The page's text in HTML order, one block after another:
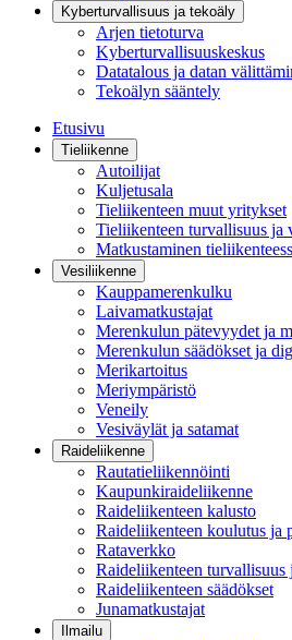
Kyberturvallisuus ja tekoäly
Arjen tietoturva
Kyberturvallisuuskeskus
Datatalous ja datan
Tekoälyn sääntely
Etusivu
Tieliikenne
Autoilijat
Kuljetusala
Tieliikenteen muut yritykset
Tieliikenteen turvallisuus ja
Matkustaminen
Vesiliikenne
Kauppamerenkulku
Laivamatkustajat
Merenkulun pätevyydet ja
Merenkulun säädökset ja
Merikartoitus
Meriympäristö
Veneily
Vesiväylät ja satamat
Raideliikenne
Rautatieliikennöinti
Kaupunkiraideliikenne
Raideliikenteen kalusto
Raideliikenteen koulutus ja
Rataverkko
Raideliikenteen turvallisuus
Raideliikenteen säädökset
Junamatkustajat
Ilmailu